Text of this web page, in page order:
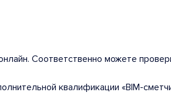
Соответственно можете
квалификации «BIM-